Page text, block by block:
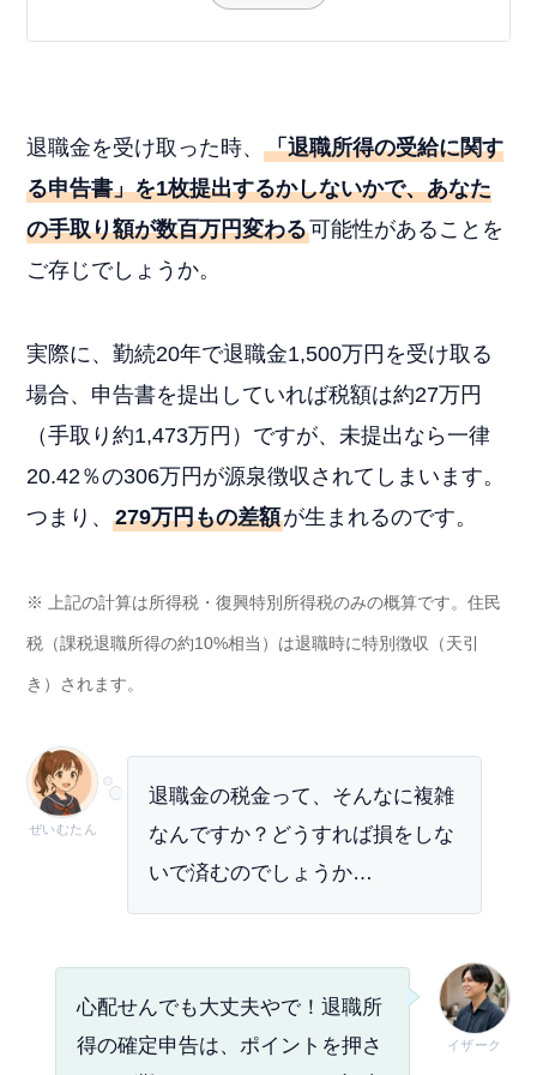
退職金を受け取った時、「退職所得の受給に関す
る申告書」を1枚提出するかしないかで、あなた
の手取り額が数百万円変わる可能性があることを
ご存じでしょうか。
実際に、勤続20年で退職金1,500万円を受け取る
場合、申告書を提出していれば税額は約27万円
（手取り約1,473万円）ですが、未提出なら一律
20.42％の306万円が源泉徴収されてしまいます。
つまり、279万円もの差額が生まれるのです。
※ 上記の計算は所得税・復興特別所得税のみの概算です。住民
税（課税退職所得の約10%相当）は退職時に特別徴収（天引
き）されます。
ぜいむたん
退職金の税金って、そんなに複雑
なんですか？どうすれば損をしな
いで済むのでしょうか…
イザーク
心配せんでも大丈夫やで！退職所
得の確定申告は、ポイントを押さ